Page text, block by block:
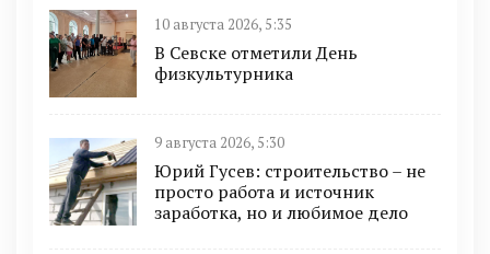
10 августа 2026, 5:35
В Севске отметили День
физкультурника
9 августа 2026, 5:30
Юрий Гусев: строительство – не
просто работа и источник
заработка, но и любимое дело